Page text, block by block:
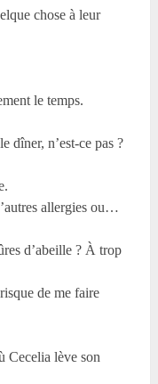
chose à leur
le temps.
dîner, n’est-ce pas ?
allergies ou…
d’abeille ? À trop
de me faire
Cecelia lève son